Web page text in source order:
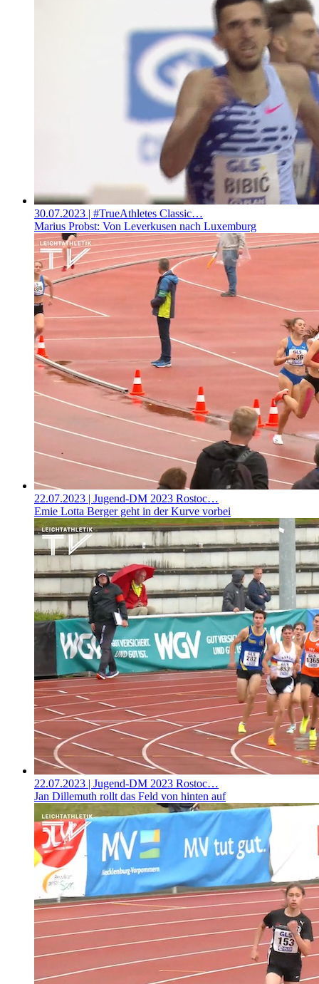
30.07.2023 | #TrueAthletes Classic…
Marius Probst: Von Leverkusen nach Luxemburg
22.07.2023 | Jugend-DM 2023 Rostoc…
Emie Lotta Berger geht in der Kurve vorbei
22.07.2023 | Jugend-DM 2023 Rostoc…
Jan Dillemuth rollt das Feld von hinten auf